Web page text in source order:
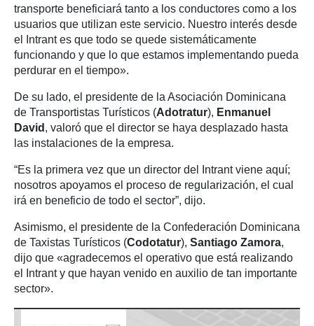
transporte beneficiará tanto a los conductores como a los
usuarios que utilizan este servicio. Nuestro interés desde
el Intrant es que todo se quede sistemáticamente
funcionando y que lo que estamos implementando pueda
perdurar en el tiempo».
De su lado, el presidente de la Asociación Dominicana
de Transportistas Turísticos (Adotratur), Enmanuel
David , valoró que el director se haya desplazado hasta
las instalaciones de la empresa.
“Es la primera vez que un director del Intrant viene aquí;
nosotros apoyamos el proceso de regularización, el cual
irá en beneficio de todo el sector”, dijo.
Asimismo, el presidente de la Confederación Dominicana
de Taxistas Turísticos (Codotatur), Santiago Zamora,
dijo que «agradecemos el operativo que está realizando
el Intrant y que hayan venido en auxilio de tan importante
sector».